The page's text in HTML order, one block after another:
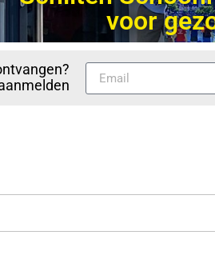
voor